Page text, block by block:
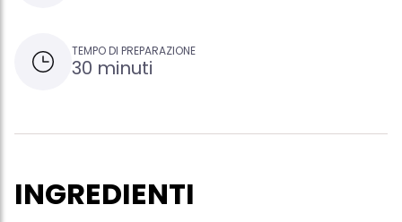
TEMPO DI PREPARAZIONE
30 minuti
INGREDIENTI